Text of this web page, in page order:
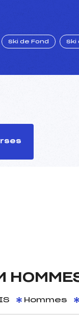
Ski de Fond Ski
Hommes